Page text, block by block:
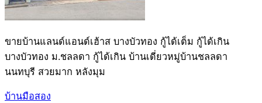
ขายบ้านแลนด์แอนด์เฮ้าส บางบัวทอง กู้ได้เต็ม กู้ได้เกิน
บางบัวทอง ม.ชลลดา กู้ได้เกิน บ้านเดี่ยวหมู่บ้านชลลดา
นนทบุรี สวยมาก หลังมุม
บ้านมือสอง